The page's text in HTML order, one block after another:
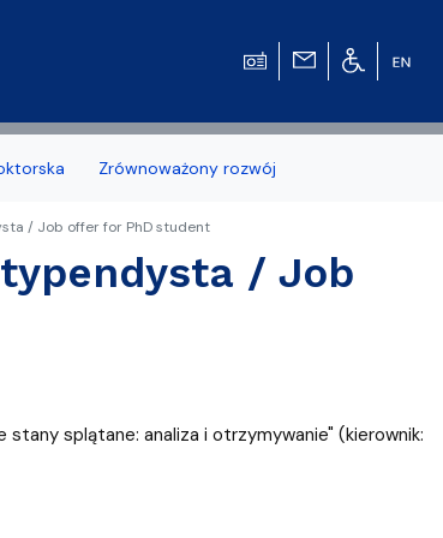
Zrównoważony rozwój
/ Job offer for PhD student
/ Job
splątane: analiza i otrzymywanie" (kierownik: